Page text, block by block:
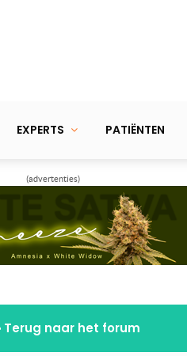
EXPERTS PATIËNTEN
(advertenties)
Terug naar het forum